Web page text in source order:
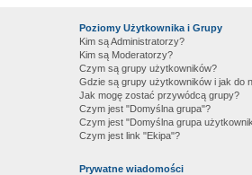
Poziomy Użytkownika i Grupy
Kim są Administratorzy?
Kim są Moderatorzy?
Czym są grupy użytkowników?
Gdzie są grupy użytkowników i jak do
Jak mogę zostać przywódcą grupy?
Czym jest "Domyślna grupa"?
Czym jest "Domyślna grupa
Czym jest link "Ekipa"?
Prywatne wiadomości